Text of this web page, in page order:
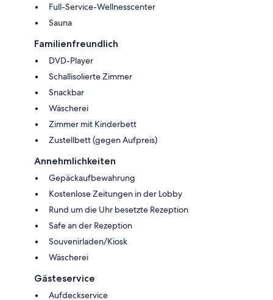
Full-Service-Wellnesscenter
Sauna
Familienfreundlich
DVD-Player
Schallisolierte Zimmer
Snackbar
Wäscherei
Zimmer mit Kinderbett
Zustellbett (gegen Aufpreis)
Annehmlichkeiten
Gepäckaufbewahrung
Kostenlose Zeitungen in der Lobby
Rund um die Uhr besetzte Rezeption
Safe an der Rezeption
Souvenirladen/Kiosk
Wäscherei
Gästeservice
Aufdeckservice